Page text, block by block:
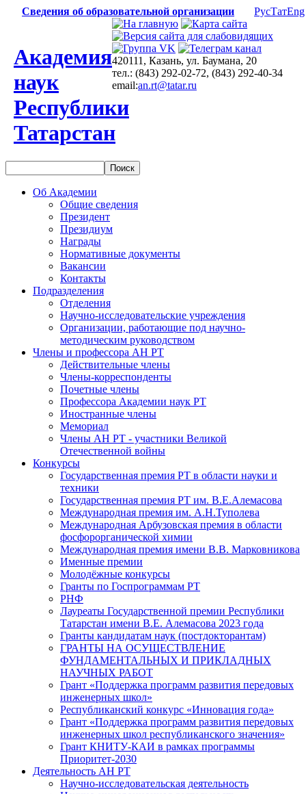
Сведения об образовательной организации РусТатEng
Академия
наук
Республики
Татарстан
420111, Казань, ул. Баумана, 20
тел.: (843) 292-02-72, (843) 292-40-34
email:an.rt@tatar.ru
Об Академии
Общие сведения
Президент
Президиум
Награды
Нормативные документы
Вакансии
Контакты
Подразделения
Отделения
Научно-исследовательские учреждения
Организации, работающие под научно-
методическим руководством
Члены и профессора АН РТ
Действительные члены
Члены-корреспонденты
Почетные члены
Профессора Академии наук РТ
Иностранные члены
Мемориал
Члены АН РТ - участники Великой
Отечественной войны
Конкурсы
Государственная премия РТ в области науки и
техники
Государственная премия РТ им. В.Е.Алемасова
Международная премия им. А.Н.Туполева
Международная Арбузовская премия в области
фосфорорганической химии
Международная премия имени В.В. Марковникова
Именные премии
Молодёжные конкурсы
Гранты по Госпрограммам РТ
РНФ
Лауреаты Государственной премии Республики
Татарстан имени В.Е. Алемасова 2023 года
Гранты кандидатам наук (постдокторантам)
ГРАНТЫ НА ОСУЩЕСТВЛЕНИЕ
ФУНДАМЕНТАЛЬНЫХ И ПРИКЛАДНЫХ
НАУЧНЫХ РАБОТ
Грант «Поддержка программ развития передовых
инженерных школ»
Республиканский конкурс «Инновация года»
Грант «Поддержка программ развития передовых
инженерных школ республиканского значения»
Грант КНИТУ-КАИ в рамках программы
Приоритет-2030
Деятельность АН РТ
Научно-исследовательская деятельность